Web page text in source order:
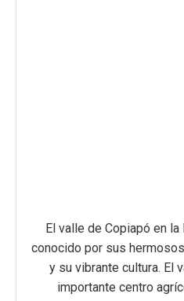
El valle de Copiapó en
conocido por sus
y su vibrante cultura. El
importante centro